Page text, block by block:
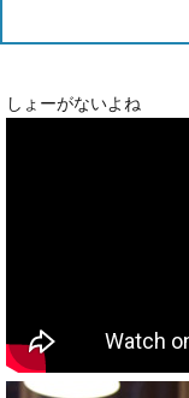
しょーがないよね